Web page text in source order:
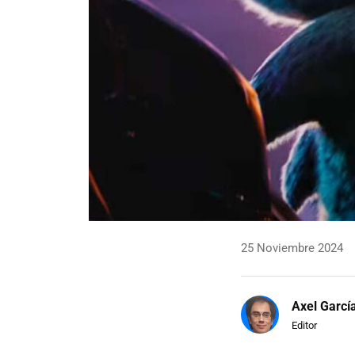
25 Noviembre 2024
Axel
Editor